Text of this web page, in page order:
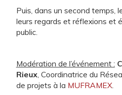
Puis, dans un second temps,
leurs regards et réflexions et
public.
Modération de l’événement :
Rieux, Coordinatrice du
de projets à la MUFRAMEX.